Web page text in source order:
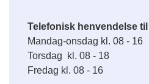
Telefonisk henvendelse
Mandag-onsdag kl. 08 - 16
Torsdag kl. 08 - 18
Fredag kl. 08 - 16